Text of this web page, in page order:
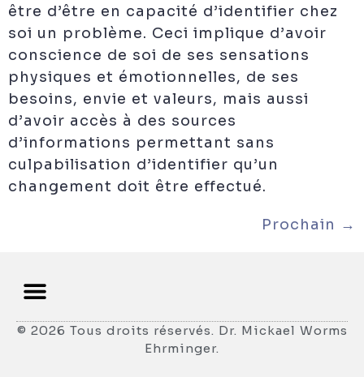
être d’être en capacité d’identifier chez
soi un problème. Ceci implique d’avoir
conscience de soi de ses sensations
physiques et émotionnelles, de ses
besoins, envie et valeurs, mais aussi
d’avoir accès à des sources
d’informations permettant sans
culpabilisation d’identifier qu’un
changement doit être effectué.
Prochain →
© 2026 Tous droits réservés. Dr. Mickael Worms
Ehrminger.